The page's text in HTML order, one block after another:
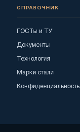
СПРАВОЧНИК
ГОСТы и ТУ
Документы
Технология
Марки стали
Конфиденциальность